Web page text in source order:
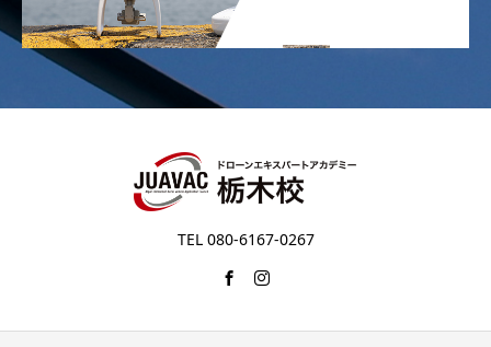
TEL 080-6167-0267